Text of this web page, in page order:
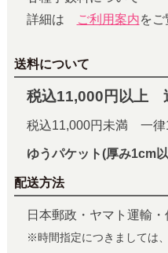
詳細は
ご利用案内をご
送料について
税込11,000円以上
税込11,000円未満 一律
ゆうパケット(厚み1cm
配送方法
日本郵政・ヤマト運輸
※時間指定につきましては